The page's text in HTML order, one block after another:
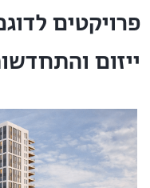
פרויקטים
ייזום